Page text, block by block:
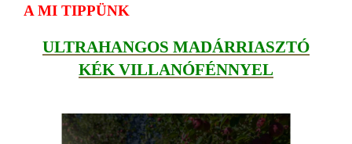
A MI TIPPÜNK
ULTRAHANGOS MADÁRRIASZTÓ
KÉK VILLANÓFÉNNYEL